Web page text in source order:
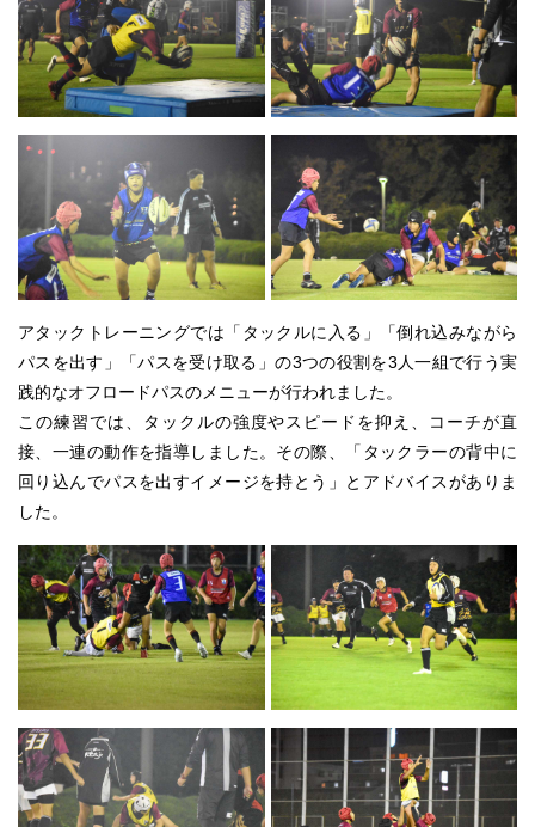
アタックトレーニングでは「タックルに入る」「倒れ込みながら
パスを出す」「パスを受け取る」の3つの役割を3人一組で行う実
践的なオフロードパスのメニューが行われました。
この練習では、タックルの強度やスピードを抑え、コーチが直
接、一連の動作を指導しました。その際、「タックラーの背中に
回り込んでパスを出すイメージを持とう」とアドバイスがありま
した。